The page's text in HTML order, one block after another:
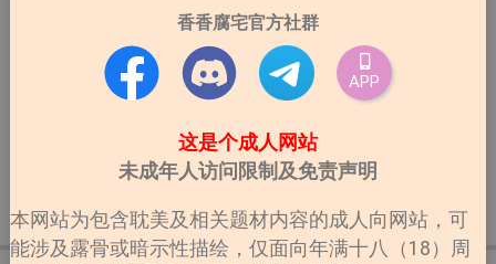
最新话数:
0(0 评分
开始阅读
详情 目录 评论
香香腐宅官方社群
APP
这是个成人网站
未成年人访问限制及免责声明
本网站为包含耽美及相关题材内容的成人向网站，可
能涉及露骨或暗示性描绘，仅面向年满十八（18）周